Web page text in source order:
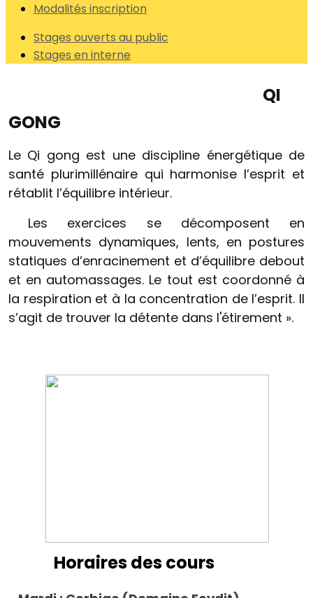
Modalités inscription
Stages ouverts au public
Stages en interne
QI
GONG
Le Qi gong est une discipline énergétique de
santé plurimillénaire qui harmonise l’esprit et
rétablit l’équilibre intérieur.
Les exercices se décomposent en
mouvements dynamiques, lents, en postures
statiques d’enracinement et d’équilibre debout
et en automassages. Le tout est coordonné à
la respiration et à la concentration de l’esprit. Il
s’agit de trouver la détente dans l'étirement ».
Horaires des cours